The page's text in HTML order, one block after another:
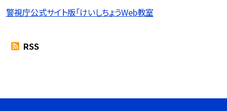
警視庁公式サイト版「けいしちょうWeb教室
RSS